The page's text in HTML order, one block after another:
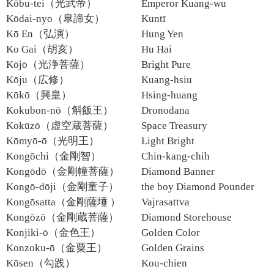
Kōbu-tei（光武帝）
Emperor Kuang-wu
Kōdai-nyo（皐諦女）
Kuntī
Kō En（弘演）
Hung Yen
Ko Gai（胡亥）
Hu Hai
Kōjō（光浄菩薩）
Bright Pure
Kōju（広修）
Kuang-hsiu
Kōkō（興皇）
Hsing-huang
Kokubon-nō（斛飯王）
Dronodana
Kokūzō（虚空蔵菩薩）
Space Treasury
Kōmyō-ō（光明王）
Light Bright
Kongōchi（金剛智）
Chin-kang-chih
Kongōdō（金剛幢菩薩）
Diamond Banner
Kongō-dōji（金剛童子）
the boy Diamond Pounder
Kongōsatta（金剛薩埵 ）
Vajrasattva
Kongōzō（金剛蔵菩薩）
Diamond Storehouse
Konjiki-ō（金色王）
Golden Color
Konzoku-ō（金粟王）
Golden Grains
Kōsen（勾践）
Kou-chien